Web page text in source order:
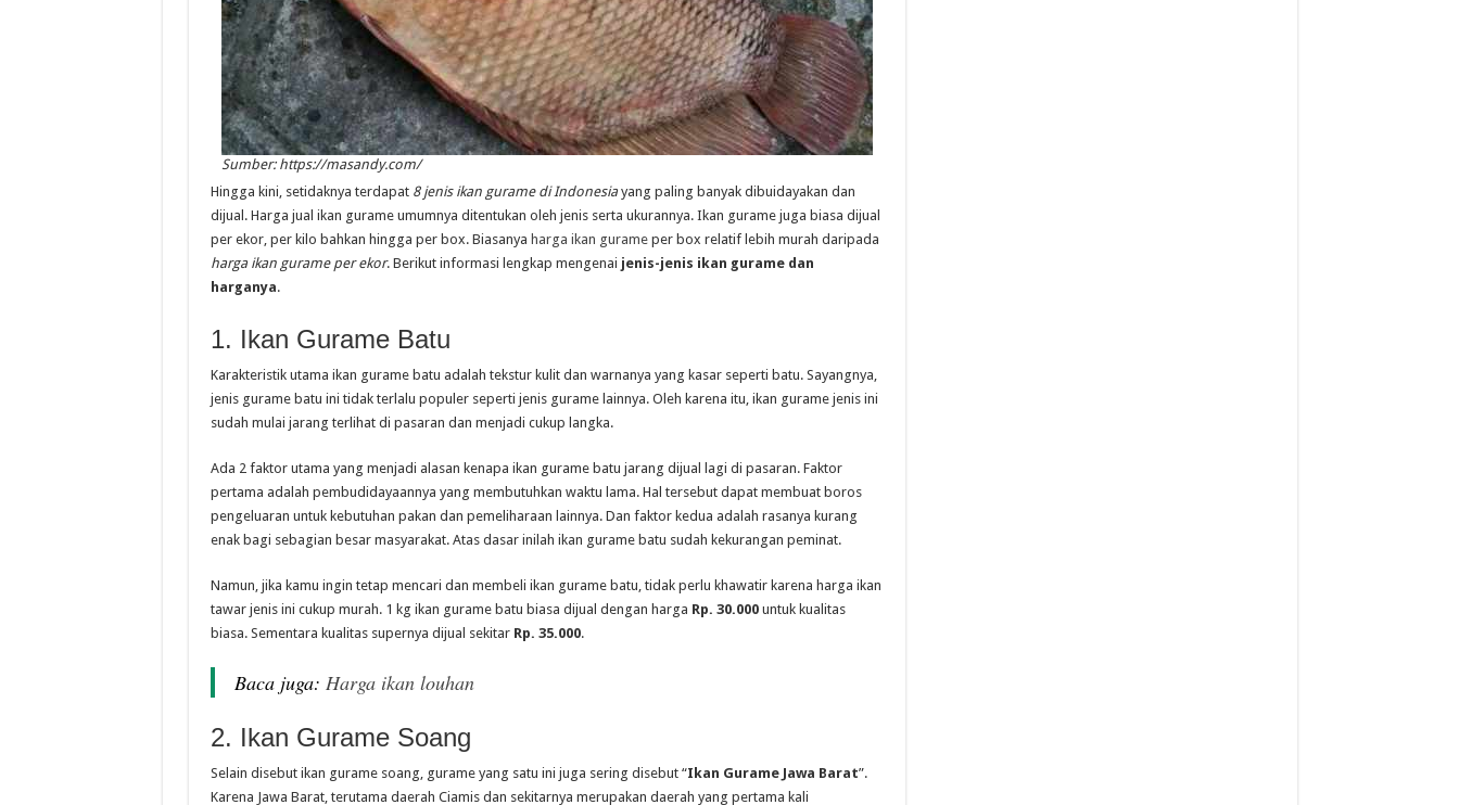
Sumber: https://masandy.com/
Hingga kini, setidaknya terdapat 8 jenis ikan gurame di Indonesiayang paling banyak dibuidayakan dan
dijual. Harga jual ikan gurame umumnya ditentukan oleh jenis serta ukurannya. Ikan gurame juga biasa dijual
per ekor, per kilo bahkan hingga per box. Biasanya harga ikan gurameper box relatif lebih murah daripada
harga ikan gurame per ekor. Berikut informasi lengkap mengenai jenis-jenis ikan gurame dan
harganya.
1. Ikan Gurame Batu
Karakteristik utama ikan gurame batu adalah tekstur kulit dan warnanya yang kasar seperti batu. Sayangnya,
jenis gurame batu ini tidak terlalu populer seperti jenis gurame lainnya. Oleh karena itu, ikan gurame jenis ini
sudah mulai jarang terlihat di pasaran dan menjadi cukup langka.
Ada 2 faktor utama yang menjadi alasan kenapa ikan gurame batu jarang dijual lagi di pasaran. Faktor
pertama adalah pembudidayaannya yang membutuhkan waktu lama. Hal tersebut dapat membuat boros
pengeluaran untuk kebutuhan pakan dan pemeliharaan lainnya. Dan faktor kedua adalah rasanya kurang
enak bagi sebagian besar masyarakat. Atas dasar inilah ikan gurame batu sudah kekurangan peminat.
Namun, jika kamu ingin tetap mencari dan membeli ikan gurame batu, tidak perlu khawatir karena harga ikan
tawar jenis ini cukup murah. 1 kg ikan gurame batu biasa dijual dengan harga Rp. 30.000untuk kualitas
biasa. Sementara kualitas supernya dijual sekitar Rp. 35.000.
Baca juga: Harga ikan louhan
2. Ikan Gurame Soang
Selain disebut ikan gurame soang, gurame yang satu ini juga sering disebut “Ikan Gurame Jawa Barat”.
Karena Jawa Barat, terutama daerah Ciamis dan sekitarnya merupakan daerah yang pertama kali